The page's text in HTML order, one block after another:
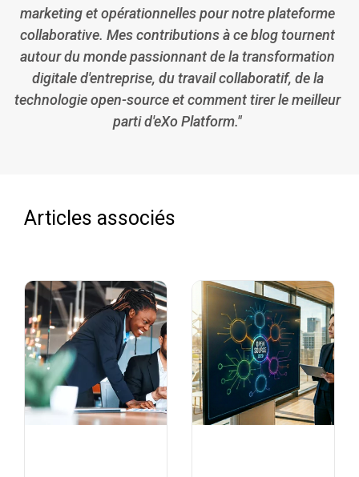
marketing et opérationnelles pour notre plateforme
collaborative. Mes contributions à ce blog tournent
autour du monde passionnant de la transformation
digitale d'entreprise, du travail collaboratif, de la
technologie open-source et comment tirer le meilleur
parti d'eXo Platform."
Articles associés